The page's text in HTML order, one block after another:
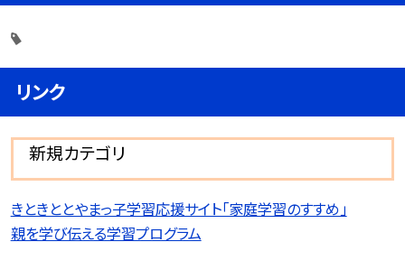
リンク
新規カテゴリ
きときととやまっ子学習応援サイト「家庭学習のすすめ」
親を学び伝える学習プログラム